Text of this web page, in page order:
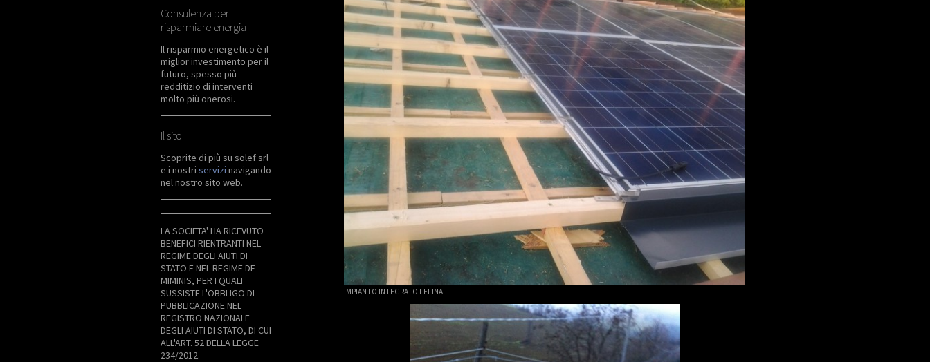
Consulenza per
risparmiare energia
Il risparmio energetico è il
miglior investimento per il
futuro, spesso più
redditizio di interventi
molto più onerosi.
Il sito
Scoprite di più su solef srl
e i nostri servizi navigando
nel nostro sito web.
LA SOCIETA' HA RICEVUTO
BENEFICI RIENTRANTI NEL
REGIME DEGLI AIUTI DI
STATO E NEL REGIME DE
MIMINIS, PER I QUALI
SUSSISTE L'OBBLIGO DI
PUBBLICAZIONE NEL
REGISTRO NAZIONALE
DEGLI AIUTI DI STATO, DI CUI
ALL'ART. 52 DELLA LEGGE
234/2012.
IMPIANTO INTEGRATO FELINA